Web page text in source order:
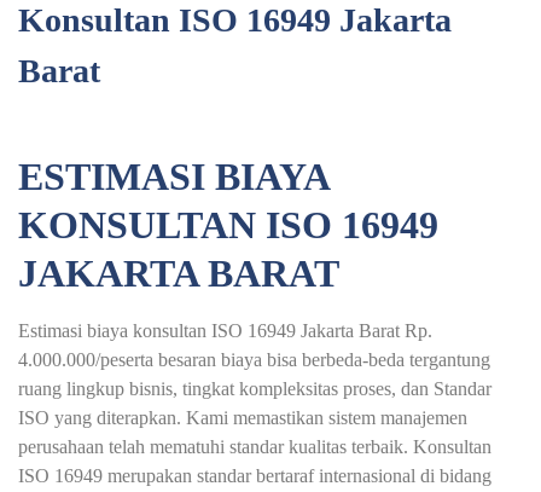
Konsultan ISO 16949 Jakarta
Barat
ESTIMASI BIAYA
KONSULTAN ISO 16949
JAKARTA BARAT
Estimasi biaya konsultan ISO 16949 Jakarta Barat Rp.
4.000.000/peserta besaran biaya bisa berbeda-beda tergantung
ruang lingkup bisnis, tingkat kompleksitas proses, dan Standar
ISO yang diterapkan. Kami memastikan sistem manajemen
perusahaan telah mematuhi standar kualitas terbaik. Konsultan
ISO 16949 merupakan standar bertaraf internasional di bidang